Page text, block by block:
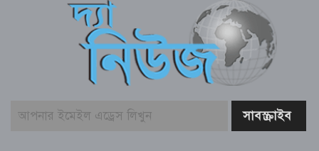
সুপ্রিম কোর্টে ২৬৫ আইন কর্মকর্তা নিয়োগ:
সংখ্যালঘু না থাকায় প্রতিক্রিয়া
দেড় বছর ধরে নেই খোঁজ!